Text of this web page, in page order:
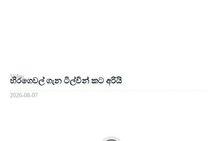
Video
හිරගෙවල් ගැන ටිල්වින් කට අරියි
2026-08-07